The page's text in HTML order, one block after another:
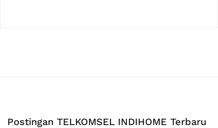
Postingan TELKOMSEL INDIHOME Terbaru